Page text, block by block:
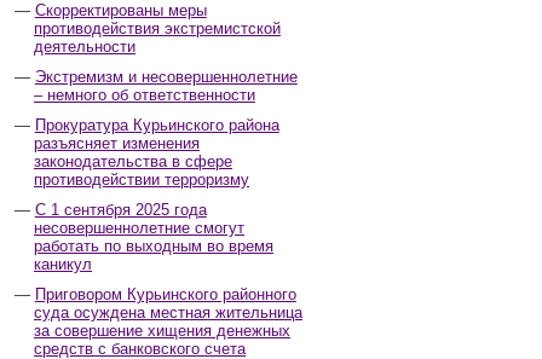
Скорректированы меры
противодействия экстремистской
деятельности
Экстремизм и несовершеннолетние
– немного об ответственности
Прокуратура Курьинского района
разъясняет изменения
законодательства в сфере
противодействии терроризму
С 1 сентября 2025 года
несовершеннолетние смогут
работать по выходным во время
каникул
Приговором Курьинского районного
суда осуждена местная жительница
за совершение хищения денежных
средств с банковского счета